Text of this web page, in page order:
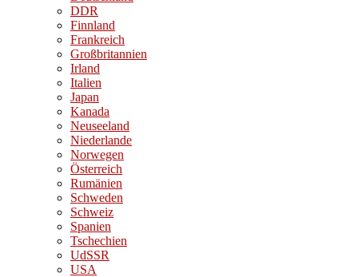
DDR
Finnland
Frankreich
Großbritannien
Irland
Italien
Japan
Kanada
Neuseeland
Niederlande
Norwegen
Österreich
Rumänien
Schweden
Schweiz
Spanien
Tschechien
UdSSR
USA